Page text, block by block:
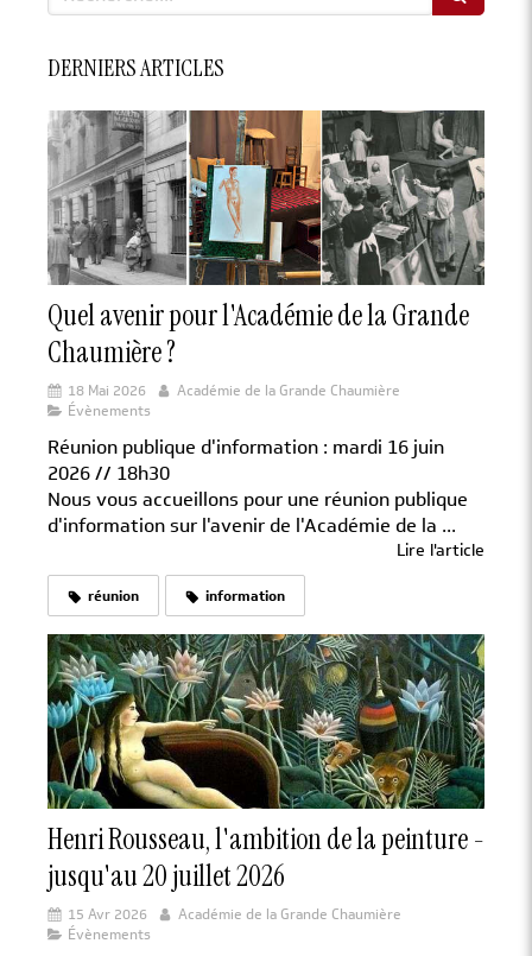
DERNIERS ARTICLES
Quel avenir pour l'Académie de la Grande
Chaumière ?
18 Mai 2026
Académie de la Grande Chaumière
Évènements
Réunion publique d'information : mardi 16 juin
2026 // 18h30
Nous vous accueillons pour une réunion publique
d'information sur l'avenir de l'Académie de la ...
Lire l'article
réunion information
Henri Rousseau, l'ambition de la peinture -
jusqu'au 20 juillet 2026
15 Avr 2026
Académie de la Grande Chaumière
Évènements